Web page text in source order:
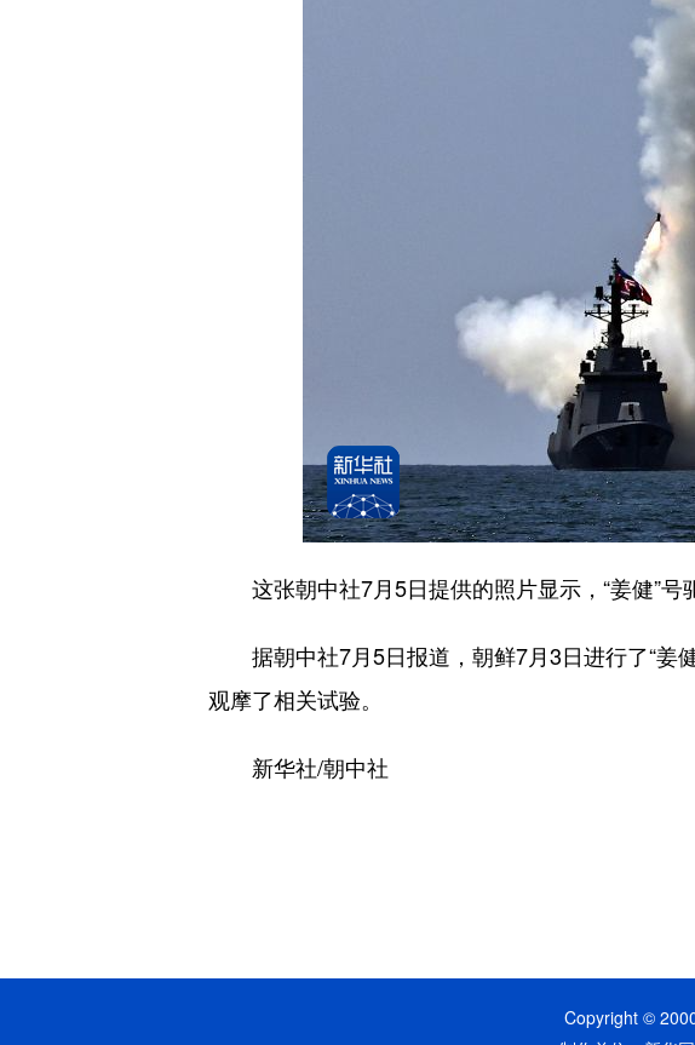
这张朝中社7月5日提供的照片显示，“姜健”号
据朝中社7月5日报道，朝鲜7月3日进行了“姜健
观摩了相关试验。
新华社/朝中社
Copyright ©